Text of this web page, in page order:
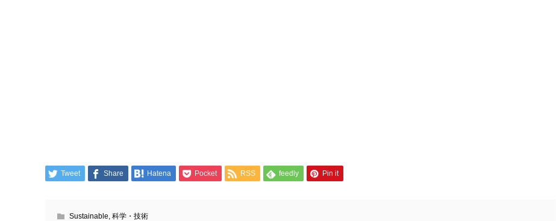
Tweet Share Hatena Pocket RSS feedly Pin it
Sustainable 科学・技術